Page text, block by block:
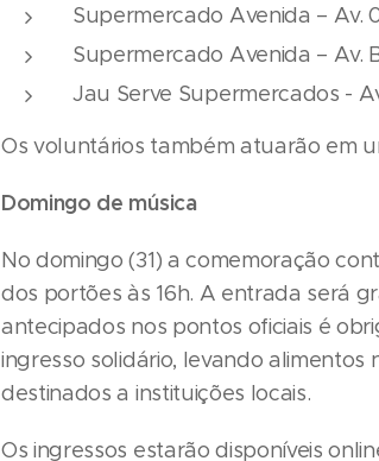
Supermercado Avenida – Av.
Supermercado Avenida – Av.
Jau Serve Supermercados -
Os voluntários também atuarão em
Domingo de música
No domingo (31) a comemoração
dos portões às 16h. A entrada será
antecipados nos pontos oficiais é
ingresso solidário, levando
destinados a instituições locais.
Os ingressos estarão disponíveis